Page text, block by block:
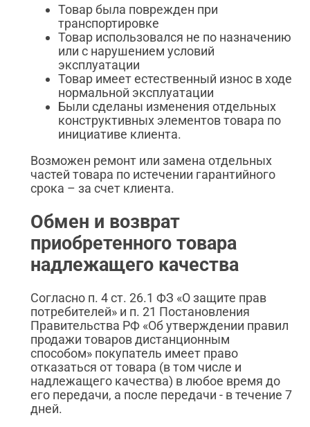
Товар была поврежден при
транспортировке
Товар использовался не по назначению
или с нарушением условий
эксплуатации
Товар имеет естественный износ в ходе
нормальной эксплуатации
Были сделаны изменения отдельных
конструктивных элементов товара по
инициативе клиента.
Возможен ремонт или замена отдельных
частей товара по истечении гарантийного
срока – за счет клиента.
Обмен и возврат
приобретенного товара
надлежащего качества
Согласно п. 4 ст. 26.1 ФЗ «О защите прав
потребителей» и п. 21 Постановления
Правительства РФ «Об утверждении правил
продажи товаров дистанционным
способом» покупатель имеет право
отказаться от товара (в том числе и
надлежащего качества) в любое время до
его передачи, а после передачи - в течение 7
дней.